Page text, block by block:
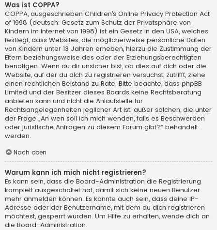
Was ist COPPA?
COPPA, ausgeschrieben Children’s Online Privacy Protection Act
of 1998 (deutsch: Gesetz zum Schutz der Privatsphäre von
Kindern im Internet von 1998) ist ein Gesetz in den USA, welches
festlegt, dass Websites, die möglicherweise persönliche Daten
von Kindern unter 13 Jahren erheben, hierzu die Zustimmung der
Eltern beziehungsweise des oder der Erziehungsberechtigten
benötigen. Wenn du dir unsicher bist, ob dies auf dich oder die
Website, auf der du dich zu registrieren versuchst, zutrifft, ziehe
einen rechtlichen Beistand zu Rate. Bitte beachte, dass phpBB
Limited und der Besitzer dieses Boards keine Rechtsberatung
anbieten kann und nicht die Anlaufstelle für
Rechtsangelegenheiten jeglicher Art ist; außer solchen, die unter
der Frage „An wen soll ich mich wenden, falls es Beschwerden
oder juristische Anfragen zu diesem Forum gibt?“ behandelt
werden.
Nach oben
Warum kann ich mich nicht registrieren?
Es kann sein, dass die Board-Administration die Registrierung
komplett ausgeschaltet hat, damit sich keine neuen Benutzer
mehr anmelden können. Es könnte auch sein, dass deine IP-
Adresse oder der Benutzername, mit dem du dich registrieren
möchtest, gesperrt wurden. Um Hilfe zu erhalten, wende dich an
die Board-Administration.